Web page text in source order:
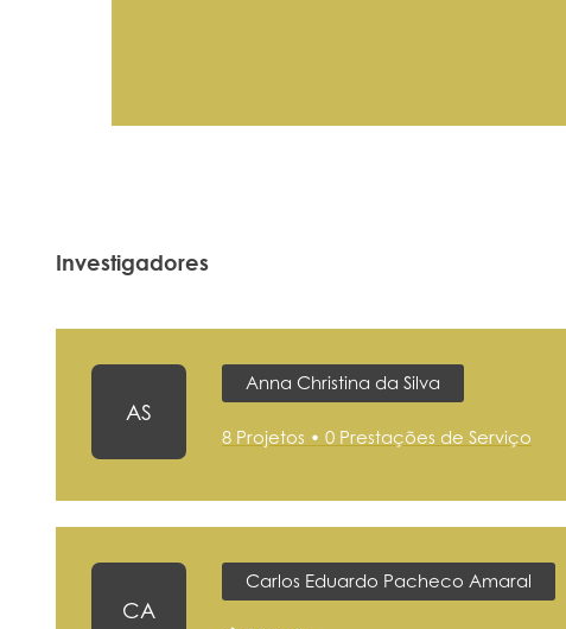
Investigadores
AS
Anna Christina da Silva
8 Projetos • 0 Prestações de Serviço
CA
Carlos Eduardo Pacheco Amaral